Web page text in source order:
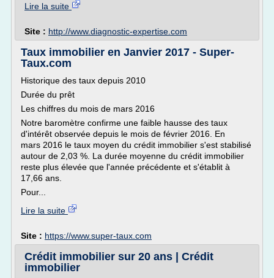
Lire la suite
Site : http://www.diagnostic-expertise.com
Taux immobilier en Janvier 2017 - Super-
Taux.com
Historique des taux depuis 2010
Durée du prêt
Les chiffres du mois de mars 2016
Notre baromètre confirme une faible hausse des taux
d'intérêt observée depuis le mois de février 2016. En
mars 2016 le taux moyen du crédit immobilier s'est stabilisé
autour de 2,03 %. La durée moyenne du crédit immobilier
reste plus élevée que l'année précédente et s'établit à
17,66 ans.
Pour...
Lire la suite
Site : https://www.super-taux.com
Crédit immobilier sur 20 ans | Crédit
immobilier